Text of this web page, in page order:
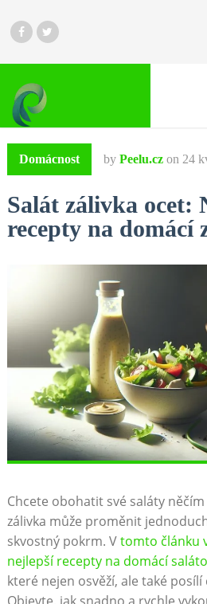
Domácnost by Peelu.cz on 24
Salát zálivka ocet:
recepty na domácí
Chcete obohatit své saláty
zálivka může proměnit​
skvostný pokrm. ‌V ⁣tomto článku
nejlepší recepty na domácí⁣
které nejen osvěží, ⁣ale také